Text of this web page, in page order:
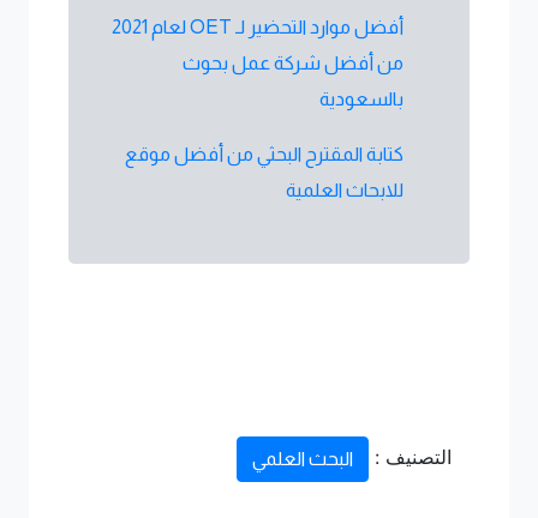
أفضل موارد التحضير لـ OET لعام 2021
من أفضل شركة عمل بحوث
بالسعودية
كتابة المقترح البحثي من أفضل موقع
للابحاث العلمية
التصنيف : البحث العلمي